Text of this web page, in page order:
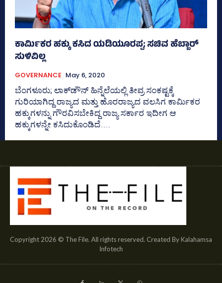
ಕಾರ್ಮಿಕರ ಹಕ್ಕು ಕಸಿದ ಯಡಿಯೂರಪ್ಪ; ಸಚಿವ ಹೆಬ್ಬಾರ್
ಸುಳಿವಿಲ್ಲ
GOVERNANCE May 6, 2020
ಬೆಂಗಳೂರು; ಲಾಕ್‌ಡೌನ್‌ ಹಿನ್ನೆಲೆಯಲ್ಲಿ ತೀವ್ರ ಸಂಕಷ್ಟಕ್ಕೆ
ಗುರಿಯಾಗಿದ್ದ ರಾಜ್ಯದ ಮತ್ತು ಹೊರರಾಜ್ಯದ ವಲಸಿಗ ಕಾರ್ಮಿಕರ
ಹಕ್ಕುಗಳನ್ನು ಗೌರವಿಸಬೇಕಿದ್ದ ರಾಜ್ಯ ಸರ್ಕಾರ ಇದೀಗ ಆ
ಹಕ್ಕುಗಳನ್ನೇ ಕಸಿದುಕೊಂಡಿದೆ....
Copyright 2026 © The File. All rights reserved. Created By Kalahamsa
Infotech